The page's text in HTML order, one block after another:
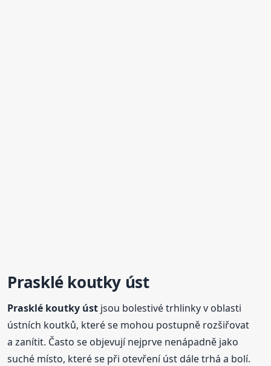
Prasklé koutky úst
Prasklé koutky úst jsou bolestivé trhlinky v oblasti
ústních koutků, které se mohou postupně rozšiřovat
a zanítit. Často se objevují nejprve nenápadně jako
suché místo, které se při otevření úst dále trhá a bolí.